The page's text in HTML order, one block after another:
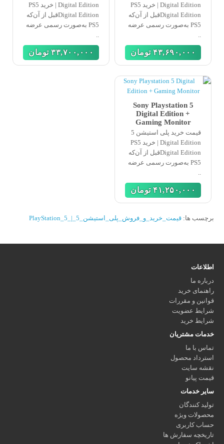
Digital Edition | خرید PS5
Digital Editionقبل از آن‌که
PS5 به‌صورت رسمی عرضه
۴٣,۶٩٠,٠٠٠ تومان
Digital Edition | خرید PS5
Digital Editionقبل از آن‌که
PS5 به‌صورت رسمی عرضه
٣٣,٧٠٠,٠٠٠تومان
Sony Playstation 5
Digital Edition +
Gaming Monitor
قیمت خرید پلی استیشن 5
Digital Edition | خرید PS5
Digital Editionقبل از آن‌که
PS5 به‌صورت رسمی عرضه
۴١,٢۵٠,٠٠٠ تومان
برچسب ها: قیمت_خرید_و_فروش_پلی_استیشن_5_|_PlayStation_5
اطلاعات
درباره ما
راهنمای خرید
قوانین و مقررات
شرایط عضویت
شرایط خرید
خدمات مشتریان
تماس با ما
استرداد محصول
نقشه سایت
قیمت پیانو
سایر خدمات
تولید کنندگان
محصولات ویژه
حساب کاربری
تاریخچه سفارش ها